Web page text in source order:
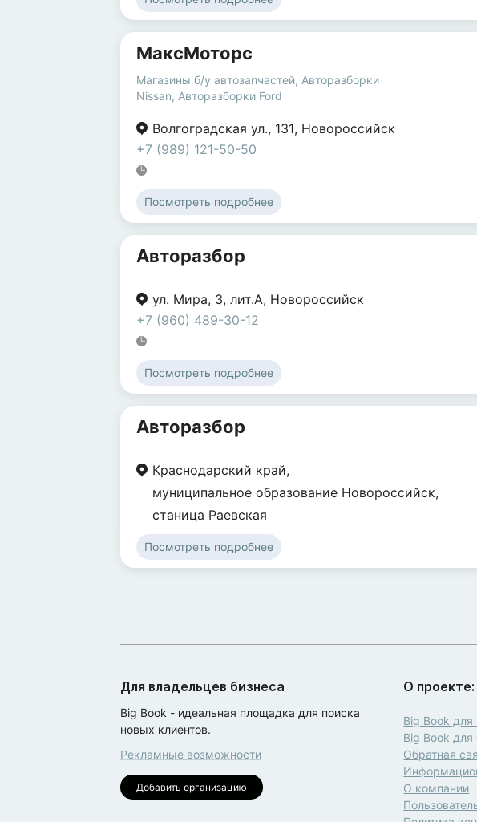
МаксМоторс
Магазины б/у автозапчастей, Авторазборки
Nissan, Авторазборки Ford
Волгоградская ул., 131, Новороссийск
+7 (989) 121-50-50
Посмотреть подробнее
Авторазбор
ул. Мира, 3, лит.А, Новороссийск
+7 (960) 489-30-12
Посмотреть подробнее
Авторазбор
Краснодарский край,
муниципальное образование Новороссийск,
станица Раевская
Посмотреть подробнее
Для владельцев бизнеса
Big Book - идеальная площадка для поиска
новых клиентов.
Рекламные возможности
Добавить организацию
О проекте:
Big Book для
Big Book для
Обратная
О компании